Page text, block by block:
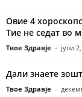
Овие 4
Тие не седат во
Твое Здравје - јули
Дали знаете
Твое Здравје -